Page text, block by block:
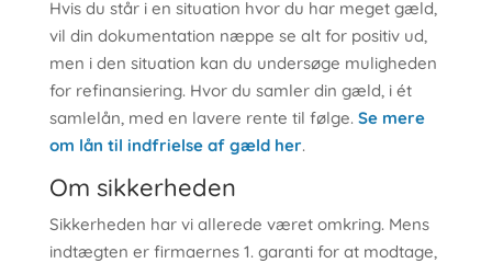
Hvis du står i en situation hvor du har meget gæld,
vil din dokumentation næppe se alt for positiv ud,
men i den situation kan du undersøge muligheden
for refinansiering. Hvor du samler din gæld, i ét
samlelån, med en lavere rente til følge. Se mere
om lån til indfrielse af gæld her.
Om sikkerheden
Sikkerheden har vi allerede været omkring. Mens
indtægten er firmaernes 1. garanti for at modtage,